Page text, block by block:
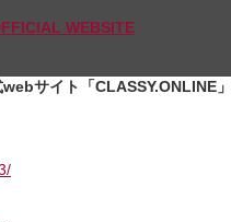
サイト「CLASSY.ONLINE」